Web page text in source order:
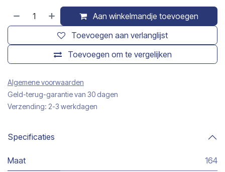
Aan winkelmandje toevoegen
Toevoegen om te vergelijken
Toevoegen aan verlanglijst
Algemene voorwaarden
Geld-terug-garantie van 30 dagen
Verzending: 2-3 werkdagen
Specificaties
Maat 164